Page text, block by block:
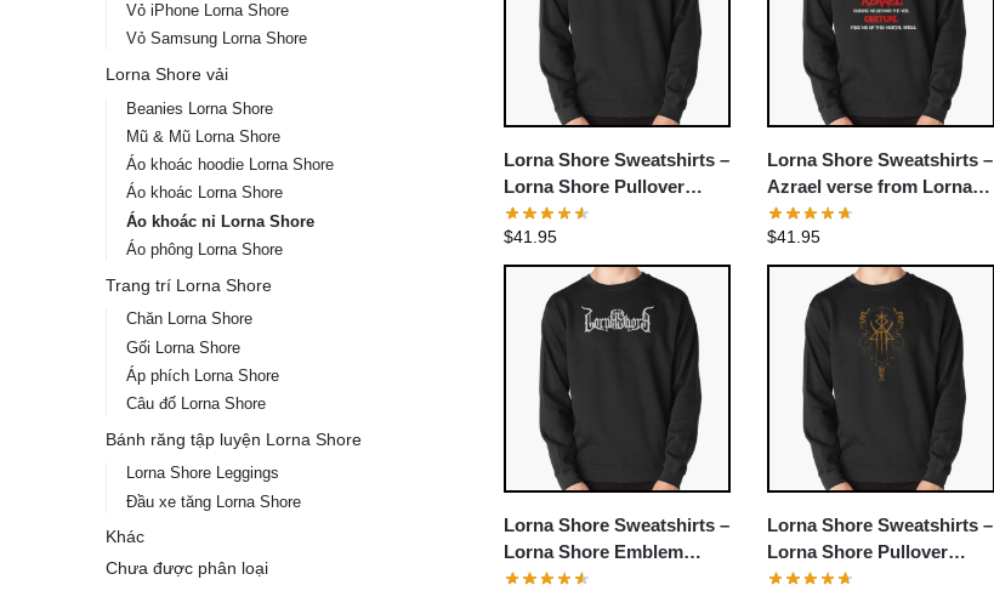
Lorna Shore Sweatshirts –
Lorna Shore Pullover
Sweatshirt
$41.95
Lorna Shore Sweatshirts –
Azrael verse from Lorna
Shore Pullover Sweatshirt
$41.95
Lorna Shore Sweatshirts –
Lorna Shore Emblem
Pullover Sweatshirt
Lorna Shore Sweatshirts –
Lorna Shore Pullover
Sweatshirt
Vỏ iPhone Lorna Shore
Vỏ Samsung Lorna Shore
Lorna Shore vải
Beanies Lorna Shore
Mũ & Mũ Lorna Shore
Áo khoác hoodie Lorna Shore
Áo khoác Lorna Shore
Áo khoác nỉ Lorna Shore
Áo phông Lorna Shore
Trang trí Lorna Shore
Chăn Lorna Shore
Gối Lorna Shore
Áp phích Lorna Shore
Câu đố Lorna Shore
Bánh răng tập luyện Lorna Shore
Lorna Shore Leggings
Đầu xe tăng Lorna Shore
Khác
Chưa được phân loại